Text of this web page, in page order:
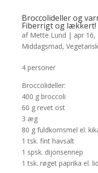
Broccolideller og
Fiberrigt og lækkert!
af Mette Lund | apr 16,
Middagsmad, Vegetarisk
4 personer
Broccolideller:
400 g broccoli
60 g revet ost
3 æg
80 g fuldkornsmel el.
1 tsk. fint havsalt
1 spsk. dijonsennep
1 tsk. røget paprika el.